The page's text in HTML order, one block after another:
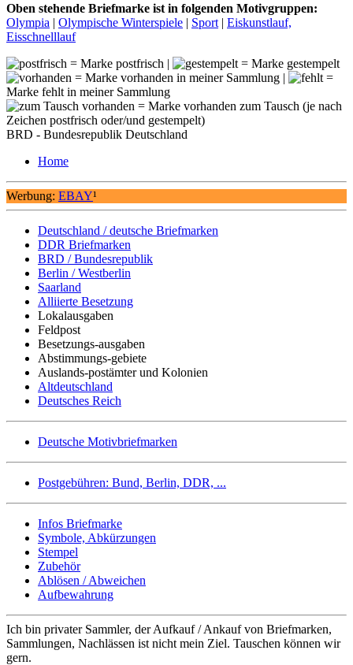
Oben stehende Briefmarke ist in folgenden Motivgruppen:
Olympia | Olympische Winterspiele | Sport | Eiskunstlauf,
Eisschnelllauf
= Marke postfrisch |
= Marke gestempelt
= Marke vorhanden in meiner Sammlung |
=
Marke fehlt in meiner Sammlung
= Marke vorhanden zum Tausch (je nach
Zeichen postfrisch oder/und gestempelt)
BRD - Bundesrepublik Deutschland
Home
Werbung: EBAY¹
Deutschland / deutsche Briefmarken
DDR Briefmarken
BRD / Bundesrepublik
Berlin / Westberlin
Saarland
Alliierte Besetzung
Lokalausgaben
Feldpost
Besetzungs-ausgaben
Abstimmungs-gebiete
Auslands-postämter und Kolonien
Altdeutschland
Deutsches Reich
Deutsche Motivbriefmarken
Postgebühren: Bund, Berlin, DDR, ...
Infos Briefmarke
Symbole, Abkürzungen
Stempel
Zubehör
Ablösen / Abweichen
Aufbewahrung
Ich bin privater Sammler, der Aufkauf / Ankauf von Briefmarken,
Sammlungen, Nachlässen ist nicht mein Ziel. Tauschen können wir
gern.